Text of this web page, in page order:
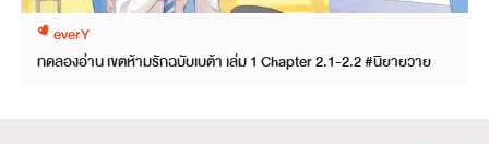
everY
ทดลองอ่าน เขตห้ามรักฉบับเบต้า เล่ม 1 Chapter 2.1-2.2 #นิยายวาย